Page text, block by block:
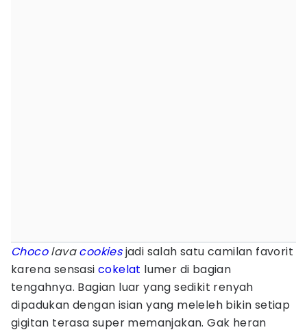
Chocolavacookies jadi salah satu camilan favorit
karena sensasicokelat lumer di bagian
tengahnya. Bagian luar yang sedikit renyah
dipadukan dengan isian yang meleleh bikin setiap
gigitan terasa super memanjakan. Gak heran